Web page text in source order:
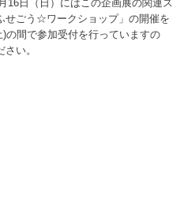
16日（日）にはこの企画展の関連ス
せごう☆ワークショップ」の開催を
の間で参加受付を行っていますの
い。